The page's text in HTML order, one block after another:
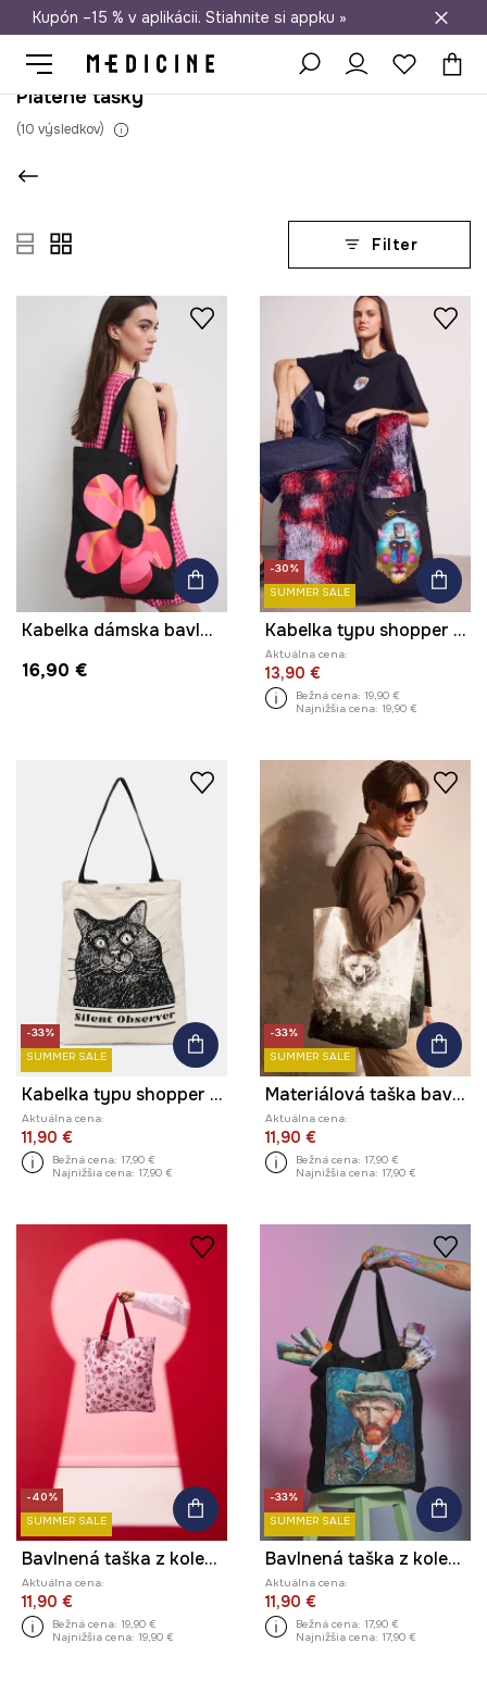
Doprava zadarmo od 50 €
Kupón –15 % v aplikácii. Stiahnite si appku »
Plátené tašky
(10 výsledkov)
Filter
Kabelka dámska bavlnená s potlačou
16,90 €
-30%
SUMMER SALE
Kabelka typu shopper dámska bavlnená z kolekcie Kit Mizeres x Medicine
Aktuálna cena:
13,90 €
Bežná cena: 19,90 €
Najnižšia cena: 19,90 €
-33%
SUMMER SALE
Kabelka typu shopper bavlnená by Aleksandra Czarny, Graphics Series
Aktuálna cena:
11,90 €
Bežná cena: 17,90 €
Najnižšia cena: 17,90 €
-33%
SUMMER SALE
Materiálová taška bavlnená
Aktuálna cena:
11,90 €
Bežná cena: 17,90 €
Najnižšia cena: 17,90 €
-40%
SUMMER SALE
Bavlnená taška z kolekcie Valentine’s Day
Aktuálna cena:
11,90 €
Bežná cena: 19,90 €
Najnižšia cena: 19,90 €
-33%
SUMMER SALE
Bavlnená taška z kolekcie Eviva L'arte
Aktuálna cena:
11,90 €
Bežná cena: 17,90 €
Najnižšia cena: 17,90 €